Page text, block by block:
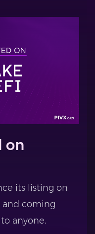
on
its listing on
and coming
anyone.